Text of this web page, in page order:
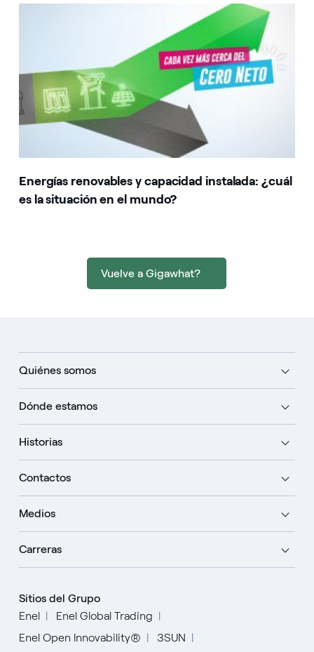
Energías renovables y capacidad instalada: ¿cuál
es la situación en el mundo?
Vuelve a Gigawhat?
Quiénes somos
Dónde estamos
Historias
Contactos
Medios
Carreras
Sitios del Grupo
Enel
Enel Global Trading
Enel Open Innovability®
3SUN